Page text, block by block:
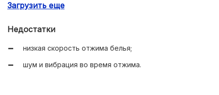
Загрузить еще
Недостатки
низкая скорость отжима белья;
шум и вибрация во время отжима.